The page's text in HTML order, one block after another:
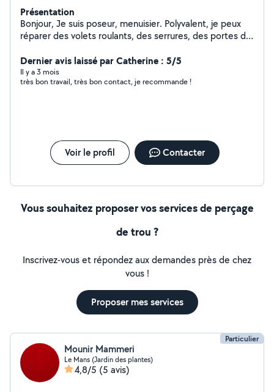
Présentation
Bonjour, Je suis poseur, menuisier. Polyvalent, je peux
réparer des volets roulants, des serrures, des portes de
Pose de porte d'entrée
Dernier avis laissé par Catherine : 5/5
Il y a 3 mois
très bon travail, très bon contact, je recommande !
Voir le profil Contacter
Vous souhaitez proposer vos services de perçage
de trou ?
Inscrivez-vous et répondez aux demandes près de chez
vous !
Proposer mes services
Particulier
Mounir Mammeri
Le Mans (Jardin des plantes)
4,8/5 (5 avis)